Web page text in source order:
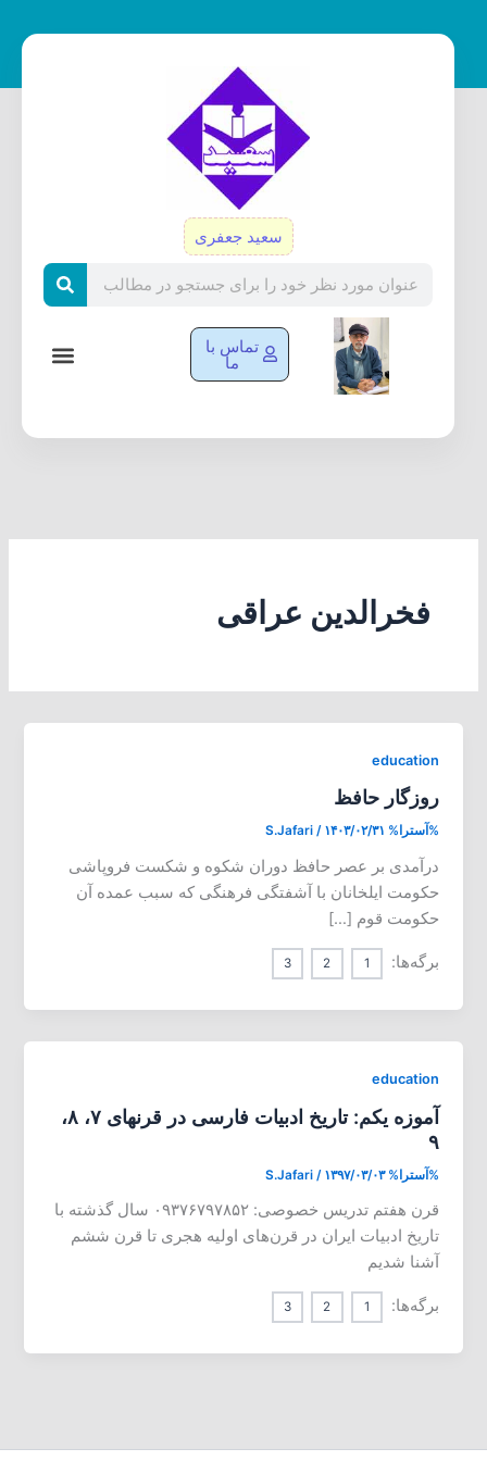
سعید جعفری
تماس با
ما
فخرالدین عراقی
education
روزگار حافظ
%آسترا% S.Jafari / ۱۴۰۳/۰۲/۳۱
درآمدی بر عصر حافظ دوران شکوه و شکست فروپاشی
حکومت ایلخانان با آشفتگی فرهنگی که سبب عمده‌ آن
حکومت قوم […]
برگه‌ها: 1
2
3
education
آموزه یکم: تاریخ ادبیات فارسی در قرنهای ۷، ۸،
۹
%آسترا% S.Jafari / ۱۳۹۷/۰۳/۰۳
قرن هفتم تدریس خصوصی: ۰۹۳۷۶۷۹۷۸۵۲ سال گذشته با
تاریخ ادبیات ایران در قرن‌های اولیه هجری تا قرن ششم
آشنا شدیم
برگه‌ها: 1
2
3